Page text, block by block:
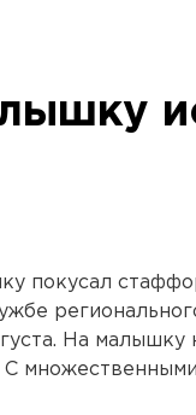
покусал
На малышку
С